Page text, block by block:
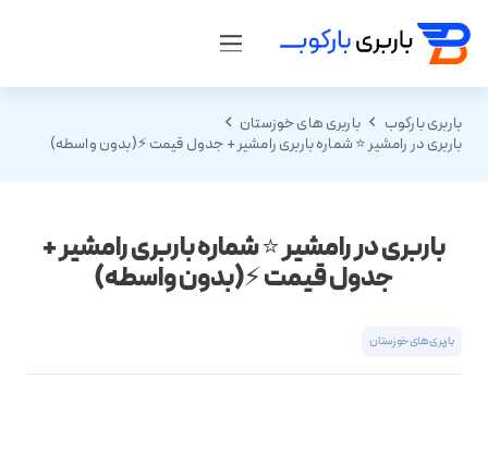
باربری بارکوب
باربری های خوزستان
باربری در رامشیر ⭐ شماره باربری رامشیر + جدول قیمت ⚡(بدون واسطه)
باربری در رامشیر ⭐ شماره باربری رامشیر +
جدول قیمت ⚡(بدون واسطه)
باربری های خوزستان